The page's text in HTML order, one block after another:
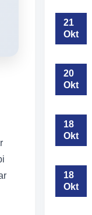
21
Okt
20
Okt
18
Okt
18
Okt